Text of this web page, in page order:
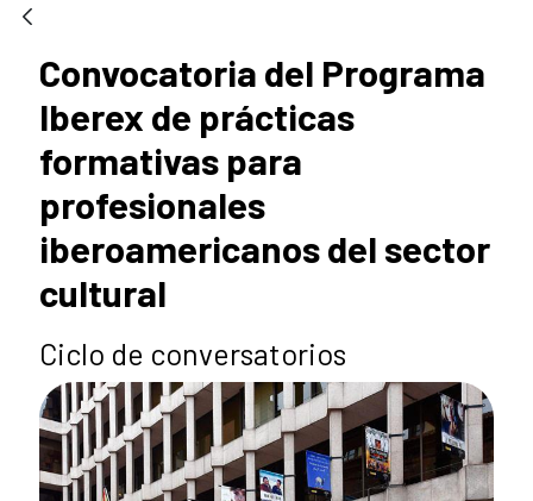
Convocatoria del Programa
Iberex de prácticas
formativas para
profesionales
iberoamericanos del sector
cultural
Ciclo de conversatorios